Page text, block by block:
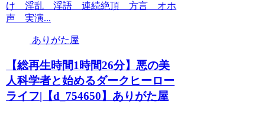
け 淫乱 淫語 連続絶頂 方言 オホ
声 実演...
ありがた屋
【総再生時間1時間26分】悪の美
人科学者と始めるダークヒーロー
ライフ|【d_754650】ありがた屋